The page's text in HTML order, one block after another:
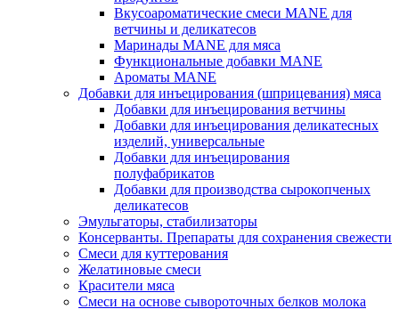
Вкусоароматические смеси MANE для
ветчины и деликатесов
Маринады MANE для мяса
Функциональные добавки MANE
Ароматы MANE
Добавки для инъецирования (шприцевания) мяса
Добавки для инъецирования ветчины
Добавки для инъецирования деликатесных
изделий, универсальные
Добавки для инъецирования
полуфабрикатов
Добавки для производства сырокопченых
деликатесов
Эмульгаторы, стабилизаторы
Консерванты. Препараты для сохранения свежести
Смеси для куттерования
Желатиновые смеси
Красители мяса
Смеси на основе сывороточных белков молока